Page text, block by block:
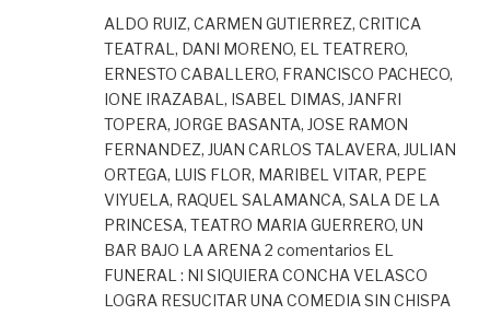
ALDO RUIZ, CARMEN GUTIERREZ, CRITICA
TEATRAL, DANI MORENO, EL TEATRERO,
ERNESTO CABALLERO, FRANCISCO PACHECO,
IONE IRAZABAL, ISABEL DIMAS, JANFRI
TOPERA, JORGE BASANTA, JOSE RAMON
FERNANDEZ, JUAN CARLOS TALAVERA, JULIAN
ORTEGA, LUIS FLOR, MARIBEL VITAR, PEPE
VIYUELA, RAQUEL SALAMANCA, SALA DE LA
PRINCESA, TEATRO MARIA GUERRERO, UN
BAR BAJO LA ARENA 2 comentarios EL
FUNERAL : NI SIQUIERA CONCHA VELASCO
LOGRA RESUCITAR UNA COMEDIA SIN CHISPA